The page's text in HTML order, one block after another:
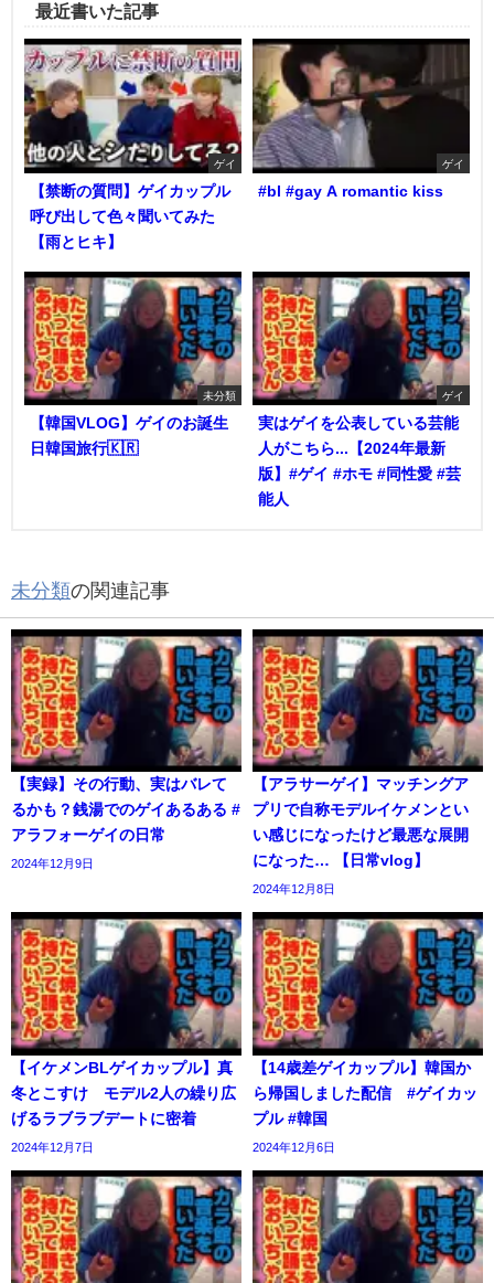
最近書いた記事
ゲイ
【禁断の質問】ゲイカップル
呼び出して色々聞いてみた
【雨とヒキ】
ゲイ
#bl #gay A romantic kiss
未分類
【韓国VLOG】ゲイのお誕生
日韓国旅行🇰🇷
ゲイ
実はゲイを公表している芸能
人がこちら...【2024年最新
版】#ゲイ #ホモ #同性愛 #芸
能人
未分類の関連記事
【実録】その行動、実はバレて
るかも？銭湯でのゲイあるある #
アラフォーゲイの日常
2024年12月9日
【アラサーゲイ】マッチングア
プリで自称モデルイケメンとい
い感じになったけど最悪な展開
になった… 【日常vlog】
2024年12月8日
【イケメンBLゲイカップル】真
冬とこすけ モデル2人の繰り広
げるラブラブデートに密着
2024年12月7日
【14歳差ゲイカップル】韓国か
ら帰国しました配信 #ゲイカッ
プル #韓国
2024年12月6日